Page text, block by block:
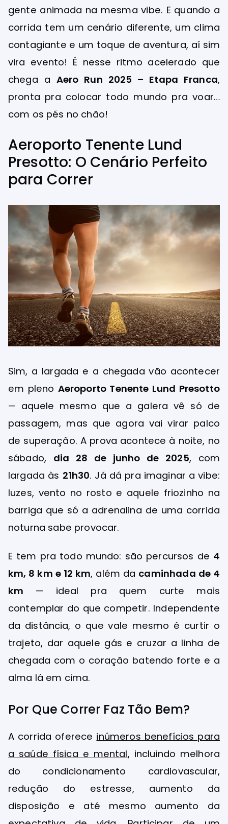
gente animada na mesma vibe. E quando a
corrida tem um cenário diferente, um clima
contagiante e um toque de aventura, aí sim
vira evento! É nesse ritmo acelerado que
chega a Aero Run 2025 – Etapa Franca,
pronta pra colocar todo mundo pra voar…
com os pés no chão!
Aeroporto Tenente Lund
Presotto: O Cenário Perfeito
para Correr
Sim, a largada e a chegada vão acontecer
em pleno Aeroporto Tenente Lund Presotto
— aquele mesmo que a galera vê só de
passagem, mas que agora vai virar palco
de superação. A prova acontece à noite, no
sábado, dia 28 de junho de 2025, com
largada às 21h30. Já dá pra imaginar a vibe:
luzes, vento no rosto e aquele friozinho na
barriga que só a adrenalina de uma corrida
noturna sabe provocar.
E tem pra todo mundo: são percursos de 4
km, 8 km e 12 km, além da caminhada de 4
km — ideal pra quem curte mais
contemplar do que competir. Independente
da distância, o que vale mesmo é curtir o
trajeto, dar aquele gás e cruzar a linha de
chegada com o coração batendo forte e a
alma lá em cima.
Por Que Correr Faz Tão Bem?
A corrida oferece inúmeros benefícios para
a saúde física e mental, incluindo melhora
do condicionamento cardiovascular,
redução do estresse, aumento da
disposição e até mesmo aumento da